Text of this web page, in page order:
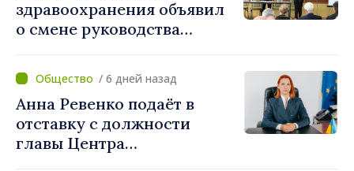
здравоохранения объявил
о смене руководства
больницы. Людмила
Капчеля будет исполнять
обязанности директора
/ 6 дней назад
Анна Ревенко подаёт в
отставку с должности
главы Центра